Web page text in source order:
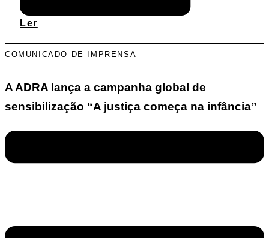
Ler
COMUNICADO DE IMPRENSA
A ADRA lança a campanha global de
sensibilização “A justiça começa na infância”